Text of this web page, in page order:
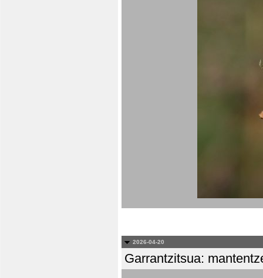
2026-04-20
Garrantzitsua: